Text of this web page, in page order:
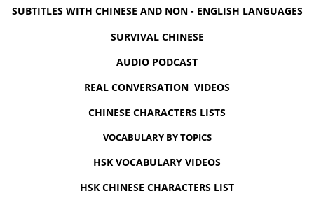
SUBTITLES WITH CHINESE AND NON - ENGLISH LANGUAGES
SURVIVAL CHINESE
AUDIO PODCAST
REAL CONVERSATION VIDEOS
CHINESE CHARACTERS LISTS
VOCABULARY BY TOPICS
HSK VOCABULARY VIDEOS
HSK CHINESE CHARACTERS LIST